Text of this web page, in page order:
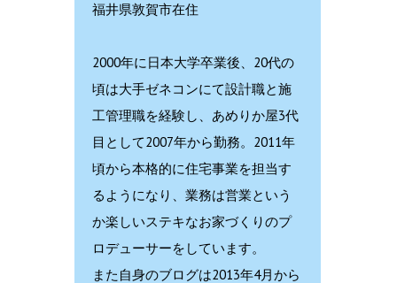
福井県敦賀市在住
2000年に日本大学卒業後、20代の
頃は大手ゼネコンにて設計職と施
工管理職を経験し、あめりか屋3代
目として2007年から勤務。2011年
頃から本格的に住宅事業を担当す
るようになり、業務は営業という
か楽しいステキなお家づくりのプ
ロデューサーをしています。
また自身のブログは2013年4月から